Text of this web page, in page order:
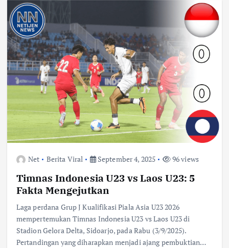
Net Berita Viral September 4, 2025 96 views
Timnas Indonesia U23 vs Laos U23: 5
Fakta Mengejutkan
Laga perdana Grup J Kualifikasi Piala Asia U23 2026
mempertemukan Timnas Indonesia U23 vs Laos U23 di
Stadion Gelora Delta, Sidoarjo, pada Rabu (3/9/2025).
Pertandingan yang diharapkan menjadi ajang pembuktian…